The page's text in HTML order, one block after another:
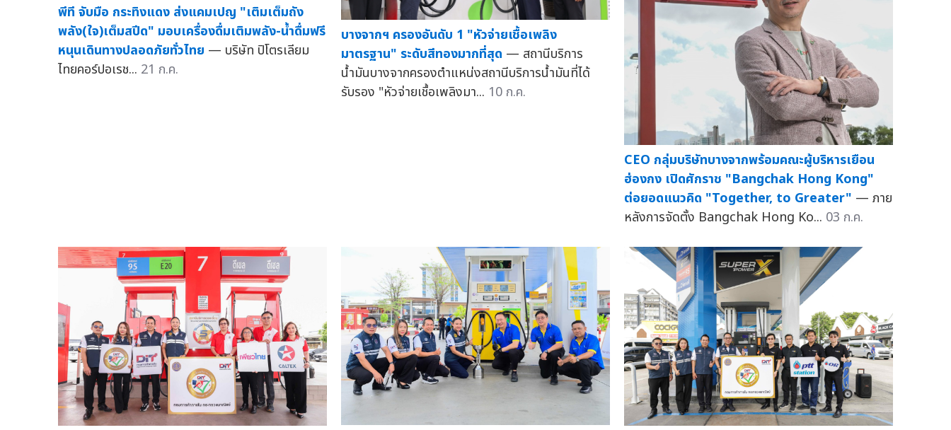
พีที จับมือ กระทิงแดง ส่งแคมเปญ "เติมเต็มถัง
พลัง(ใจ)เต็มสปีด" มอบเครื่องดื่มเติมพลัง-น้ำดื่มฟรี
หนุนเดินทางปลอดภัยทั่วไทย — บริษัท ปิโตรเลียม
ไทยคอร์ปอเรช... 21 ก.ค.
บางจากฯ ครองอันดับ 1 "หัวจ่ายเชื้อเพลิง
มาตรฐาน" ระดับสีทองมากที่สุด — สถานีบริการ
น้ำมันบางจากครองตำแหน่งสถานีบริการน้ำมันที่ได้
รับรอง "หัวจ่ายเชื้อเพลิงมา... 10 ก.ค.
CEO กลุ่มบริษัทบางจากพร้อมคณะผู้บริหารเยือน
ฮ่องกง เปิดศักราช "Bangchak Hong Kong"
ต่อยอดแนวคิด "Together, to Greater" — ภาย
หลังการจัดตั้ง Bangchak Hong Ko... 03 ก.ค.